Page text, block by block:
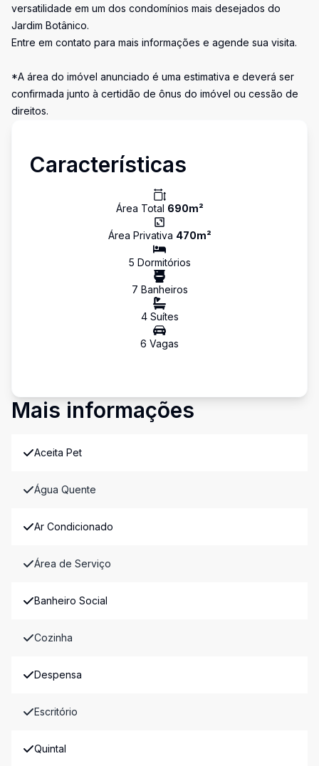
versatilidade em um dos condomínios mais desejados do
Jardim Botânico.
Entre em contato para mais informações e agende sua visita.
*A área do imóvel anunciado é uma estimativa e deverá ser
confirmada junto à certidão de ônus do imóvel ou cessão de
direitos.
Características
Área Total 690m²
Área Privativa 470m²
5 Dormitórios
7 Banheiros
4Suítes
6 Vagas
Mais informações
Aceita Pet
Água Quente
Ar Condicionado
Área de Serviço
Banheiro Social
Cozinha
Despensa
Escritório
Quintal